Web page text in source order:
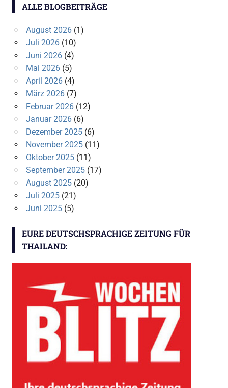
ALLE BLOGBEITRÄGE
August 2026(1)
Juli 2026(10)
Juni 2026(4)
Mai 2026(5)
April 2026(4)
März 2026(7)
Februar 2026(12)
Januar 2026(6)
Dezember 2025(6)
November 2025(11)
Oktober 2025(11)
September 2025(17)
August 2025(20)
Juli 2025(21)
Juni 2025(5)
EURE DEUTSCHSPRACHIGE ZEITUNG FÜR
THAILAND: